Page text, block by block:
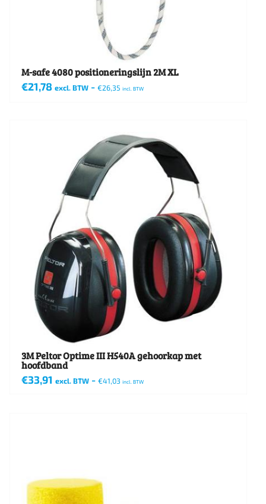
M-safe 4080 positioneringslijn 2M XL
€21,78 excl. BTW - €26,35 incl. BTW
3M Peltor Optime III H540A gehoorkap met
hoofdband
€33,91 excl. BTW - €41,03 incl. BTW